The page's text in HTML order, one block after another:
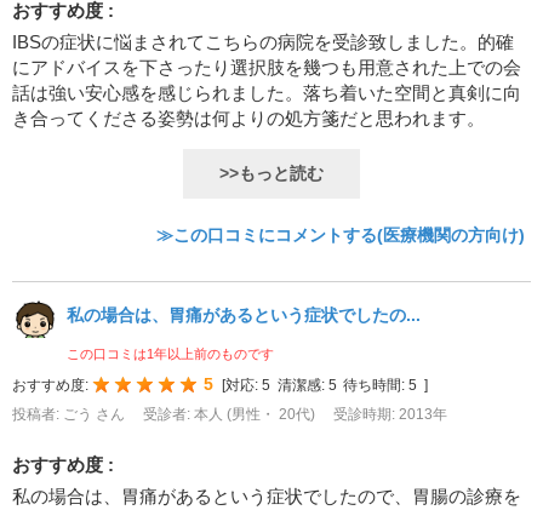
おすすめ度 :
IBSの症状に悩まされてこちらの病院を受診致しました。的確
にアドバイスを下さったり選択肢を幾つも用意された上での会
話は強い安心感を感じられました。落ち着いた空間と真剣に向
き合ってくださる姿勢は何よりの処方箋だと思われます。
>>もっと読む
≫この口コミにコメントする(医療機関の方向け)
私の場合は、胃痛があるという症状でしたの...
この口コミは1年以上前のものです
おすすめ度: 5 対応: 5 清潔感: 5 待ち時間: 5
投稿者: ごう さん
受診者: 本人 (男性・ 20代) 受診時期: 2013年
おすすめ度 :
私の場合は、胃痛があるという症状でしたので、胃腸の診療を